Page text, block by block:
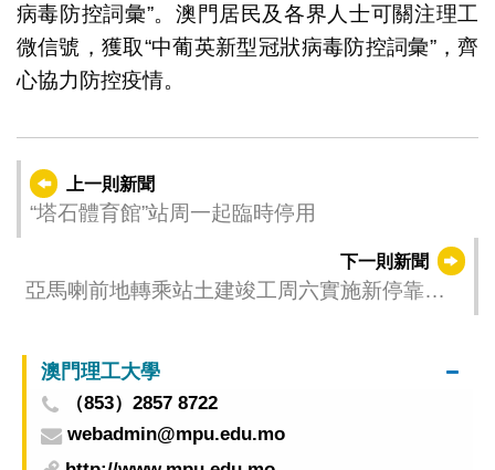
病毒防控詞彙”。澳門居民及各界人士可關注理工
微信號，獲取“中葡英新型冠狀病毒防控詞彙”，齊
心協力防控疫情。
上一則新聞
“塔石體育館”站周一起臨時停用
下一則新聞
亞馬喇前地轉乘站土建竣工周六實施新停靠安
澳門理工大學
（853）2857 8722
webadmin@mpu.edu.mo